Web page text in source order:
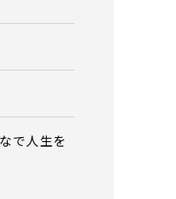
で人生を